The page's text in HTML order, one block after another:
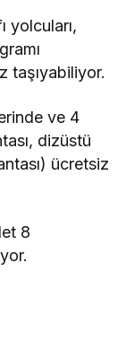
yolcuları,
taşıyabiliyor.
ve 4
dizüstü
ücretsiz
8